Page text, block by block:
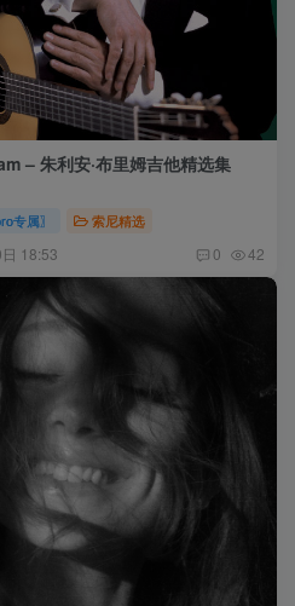
久石让,Music Future Band – 久石让指挥极简音乐 – 音乐未来 VI (2.8MHz DSD)
– 朱利安·布里姆吉他精选集
专属〗 索尼精选
18:53 0 42